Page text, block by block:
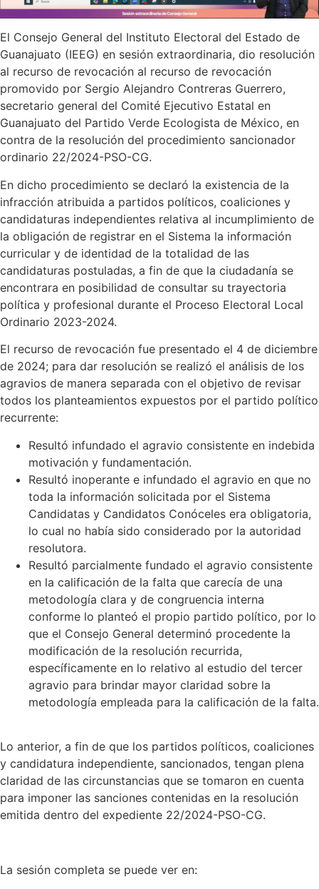
El Consejo General del Instituto Electoral del Estado de
Guanajuato (IEEG) en sesión extraordinaria, dio resolución
al recurso de revocación al recurso de revocación
promovido por Sergio Alejandro Contreras Guerrero,
secretario general del Comité Ejecutivo Estatal en
Guanajuato del Partido Verde Ecologista de México, en
contra de la resolución del procedimiento sancionador
ordinario 22/2024-PSO-CG.
En dicho procedimiento se declaró la existencia de la
infracción atribuida a partidos políticos, coaliciones y
candidaturas independientes relativa al incumplimiento de
la obligación de registrar en el Sistema la información
curricular y de identidad de la totalidad de las
candidaturas postuladas, a fin de que la ciudadanía se
encontrara en posibilidad de consultar su trayectoria
política y profesional durante el Proceso Electoral Local
Ordinario 2023-2024.
El recurso de revocación fue presentado el 4 de diciembre
de 2024; para dar resolución se realizó el análisis de los
agravios de manera separada con el objetivo de revisar
todos los planteamientos expuestos por el partido político
recurrente:
Resultó infundado el agravio consistente en indebida
motivación y fundamentación.
Resultó inoperante e infundado el agravio en que no
toda la información solicitada por el Sistema
Candidatas y Candidatos Conóceles era obligatoria,
lo cual no había sido considerado por la autoridad
resolutora.
Resultó parcialmente fundado el agravio consistente
en la calificación de la falta que carecía de una
metodología clara y de congruencia interna
conforme lo planteó el propio partido político, por lo
que el Consejo General determinó procedente la
modificación de la resolución recurrida,
específicamente en lo relativo al estudio del tercer
agravio para brindar mayor claridad sobre la
metodología empleada para la calificación de la falta.
Lo anterior, a fin de que los partidos políticos, coaliciones
y candidatura independiente, sancionados, tengan plena
claridad de las circunstancias que se tomaron en cuenta
para imponer las sanciones contenidas en la resolución
emitida dentro del expediente 22/2024-PSO-CG.
La sesión completa se puede ver en: